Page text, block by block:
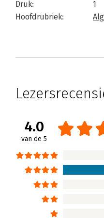
Druk:
1
Hoofdrubriek:
4.0
van de 5